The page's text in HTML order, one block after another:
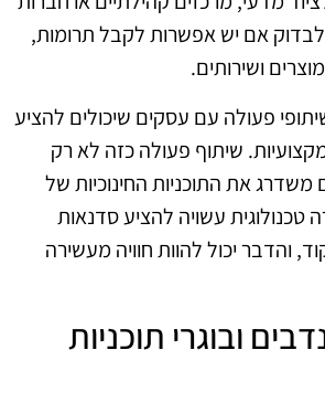
ולבדוק אם יש אפשרות לקבל תרומות,
ושירותים.
פעולה עם עסקים שיכולים להציע
שיתוף פעולה כזה לא רק
משדרג את התוכניות החינוכיות של
עשויה להציע סדנאות
והדבר יכול להוות חוויה מעשירה
ובוגרי תוכניות